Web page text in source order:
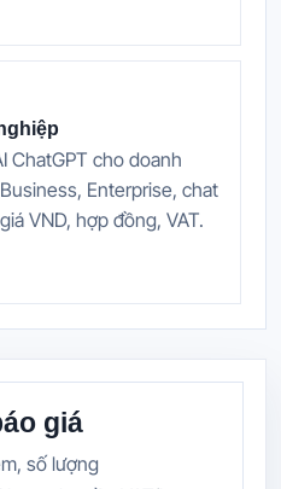
ChatGPT cho doanh
Enterprise, chat
VND, hợp đồng, VAT.
giá
số lượng